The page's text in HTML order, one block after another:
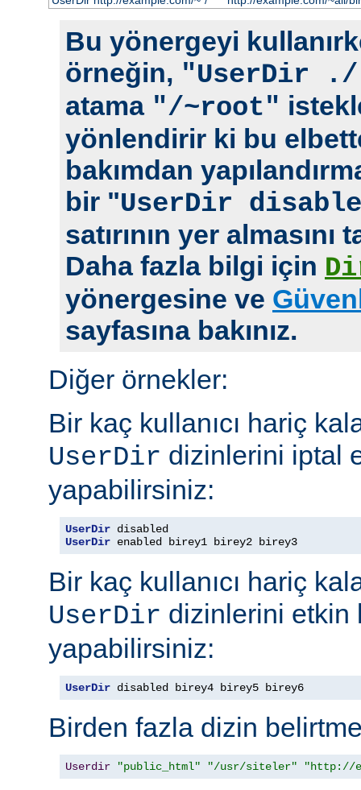
Bu yönergeyi
örneğin, "UserDir
atama "/~root"
yönlendirir ki bu
bakımdan
bir "UserDir
satırının yer
Daha fazla bilgi için
yönergesine ve
sayfasına bakınız.
Diğer örnekler:
Bir kaç kullanıcı hariç
UserDir dizinlerini iptal
yapabilirsiniz:
UserDir
UserDir enabled birey1 birey2 birey3
Bir kaç kullanıcı hariç
UserDir dizinlerini etkin
yapabilirsiniz:
UserDir disabled birey4 birey5 birey6
Birden fazla dizin
Userdir "public_html" "/usr/siteler" "http://